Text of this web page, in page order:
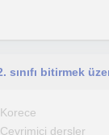
Korece
Çevrimiçi dersler